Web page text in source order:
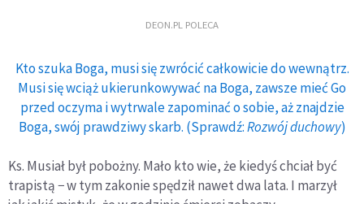
DEON.PL POLECA
Kto szuka Boga, musi się zwrócić całkowicie do wewnątrz.
Musi się wciąż ukierunkowywać na Boga, zawsze mieć Go
przed oczyma i wytrwale zapominać o sobie, aż znajdzie
Boga, swój prawdziwy skarb. (Sprawdź:Rozwój duchowy)
Ks. Musiał był pobożny. Mało kto wie, że kiedyś chciał być
trapistą − w tym zakonie spędził nawet dwa lata. I marzył